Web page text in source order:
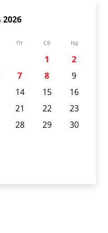
Пт Сб Нд
1
2
7 8
9
14 15
16
21 22
23
28 29
30